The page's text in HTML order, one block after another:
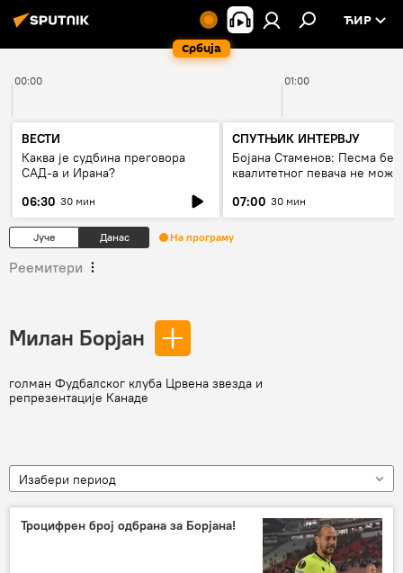
Србија
ЋИР
00:00 01:00
ВЕСТИ
Каква је судбина преговора
САД-а и Ирана?
06:30 30 мин
СПУТЊИК ИНТЕРВЈУ
Бојана Стаменов: Песма без
квалитетног певача не може
07:00 30 мин
Јуче Данас На програму
Реемитери
Милан Борјан
голман Фудбалског клуба Црвена звезда и
репрезентације Канаде
Изабери период
Троцифрен број одбрана за Борјана!